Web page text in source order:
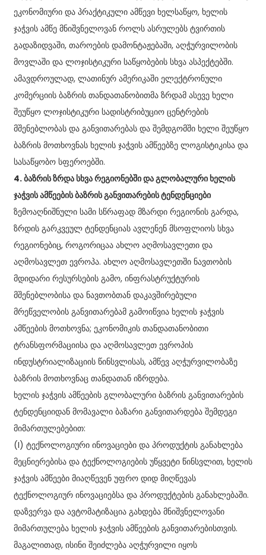
ეკონომიური და პრაქტიკული ამწევი ხელსაწყო, ხელის
ჯაჭვის ამწე მნიშვნელოვან როლს ასრულებს ტვირთის
გადაზიდვაში, თაროების დამონტაჟებაში, აღჭურვილობის
მოვლაში და ლოჯისტიკური საწყობების სხვა ასპექტებში.
ამავდროულად, ლათინურ ამერიკაში ელექტრონული
კომერციის ბაზრის თანდათანობითმა ზრდამ ასევე ხელი
შეუწყო ლოჯისტიკური სადისტრიბუციო ცენტრების
მშენებლობას და განვითარებას და შემდგომში ხელი შეუწყო
ბაზრის მოთხოვნას ხელის ჯაჭვის ამწეებზე ლოგისტიკისა და
სასაწყობო სფეროებში.
4. ბაზრის ზრდა სხვა რეგიონებში და გლობალური ხელის
ჯაჭვის ამწეების ბაზრის განვითარების ტენდენციები
ზემოაღნიშნული სამი სწრაფად მზარდი რეგიონის გარდა,
ზრდის გარკვეულ ტენდენციას ავლენენ მსოფლიოს სხვა
რეგიონებიც, როგორიცაა ახლო აღმოსავლეთი და
აღმოსავლეთ ევროპა. ახლო აღმოსავლეთში ნავთობის
მდიდარი რესურსების გამო, ინფრასტრუქტურის
მშენებლობისა და ნავთობთან დაკავშირებული
მრეწველობის განვითარებამ გამოიწვია ხელის ჯაჭვის
ამწეების მოთხოვნა; ეკონომიკის თანდათანობითი
ტრანსფორმაციისა და აღმოსავლეთ ევროპის
ინდუსტრიალიზაციის წინსვლისას, ამწევ აღჭურვილობაზე
ბაზრის მოთხოვნაც თანდათან იზრდება.
ხელის ჯაჭვის ამწეების გლობალური ბაზრის განვითარების
ტენდენციიდან მომავალი ბაზარი განვითარდება შემდეგი
მიმართულებებით:
(I) ტექნოლოგიური ინოვაციები და პროდუქტის განახლება
მეცნიერებისა და ტექნოლოგიების უწყვეტი წინსვლით, ხელის
ჯაჭვის ამწეები მიაღწევენ უფრო დიდ მიღწევას
ტექნოლოგიურ ინოვაციებსა და პროდუქტების განახლებაში.
დაზვერვა და ავტომატიზაცია გახდება მნიშვნელოვანი
მიმართულება ხელის ჯაჭვის ამწეების განვითარებისთვის.
მაგალითად, ისინი შეიძლება აღჭურვილი იყოს